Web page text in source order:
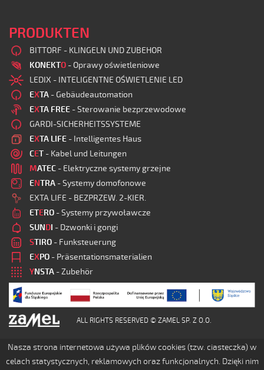
PRODUKTEN
BITTORF - KLINGELN UND ZUBEHOR
KONEKTO - Oprawy oświetleniowe
LEDIX - INTELIGENTNE OŚWIETLENIE LED
EXTA - Gebäudeautomation
EXTA FREE - Sterowanie bezprzewodowe
GARDI-SICHERHEITSSYSTEME
EXTA LIFE - Intelligentes Haus
CET - Kabel und Leitungen
MATEC - Elektryczne systemy grzejne
ENTRA - Systemy domofonowe
EXTA LIFE - BEZPRZEW. 2-KIER.
ETERO - Systemy przywoławcze
SUNDI - Dzwonki i gongi
STIRO - Funksteuerung
EXPO - Präsentationsmaterialien
YNSTA - Zubehör
ALL RIGHTS RESERVED © ZAMEL SP. Z O.O.
Nasza strona internetowa używa plików cookies (tzw. ciasteczka) w
celach statystycznych, reklamowych oraz funkcjonalnych. Dzięki nim